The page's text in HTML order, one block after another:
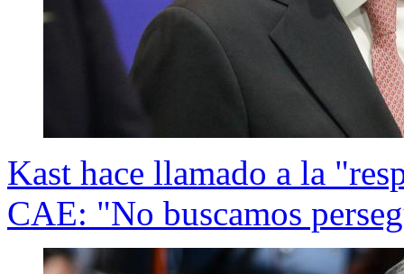
Kast hace llamado a la
CAE: "No buscamos